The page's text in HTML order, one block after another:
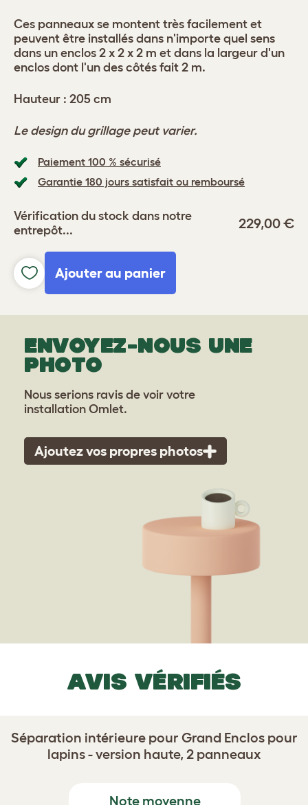
Paiement 100 % sécurisé
Garantie 180 jours satisfait ou remboursé
Vérification du stock dans notre
entrepôt...
229,00 €
Ajouter au panier
Ces panneaux se montent très facilement et
peuvent être installés dans n'importe quel sens
dans un enclos 2 x 2 x 2 m et dans la largeur d'un
enclos dont l'un des côtés fait 2 m.
Hauteur : 205 cm
Le design du grillage peut varier.
ENVOYEZ-NOUS UNE
PHOTO
Nous serions ravis de voir votre
installation Omlet.
Ajoutez vos propres photos
AVIS VÉRIFIÉS
Séparation intérieure pour Grand Enclos pour
lapins - version haute, 2 panneaux
Note moyenne